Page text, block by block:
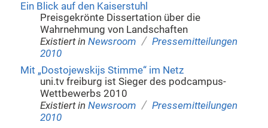
Ein Blick auf den Kaiserstuhl
Preisgekrönte Dissertation über die
Wahrnehmung von Landschaften
Existiert in Newsroom / Pressemitteilungen
2010
Mit „Dostojewskijs Stimme“ im Netz
uni.tv freiburg ist Sieger des podcampus-
Wettbewerbs 2010
Existiert in Newsroom / Pressemitteilungen
2010